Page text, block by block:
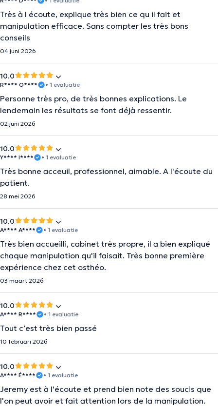
Très à l écoute, explique très bien ce qu il fait et
manipulation efficace. Sans compter les très bons
conseils
04 juni 2026
10.0
R**** O**** • 1 evaluatie
Personne très pro, de très bonnes explications. Le
lendemain les résultats se font déjà ressentir.
02 juni 2026
10.0
Y**** I**** • 1 evaluatie
Très bonne acceuil, professionnel, aimable. A l'écoute du
patient.
28 mei 2026
10.0
A**** A**** • 1 evaluatie
Très bien accueilli, cabinet très propre, il a bien expliqué
chaque manipulation qu'il faisait. Très bonne première
expérience chez cet osthéo.
03 maart 2026
10.0
A**** R**** • 1 evaluatie
Tout c’est très bien passé
10 februari 2026
10.0
A**** É**** • 1 evaluatie
Jeremy est à l'écoute et prend bien note des soucis que
l'on peut avoir et fait attention lors de la manipulation.